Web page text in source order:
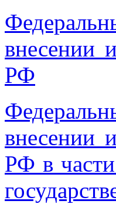
внесении
РФ
внесении
РФ в